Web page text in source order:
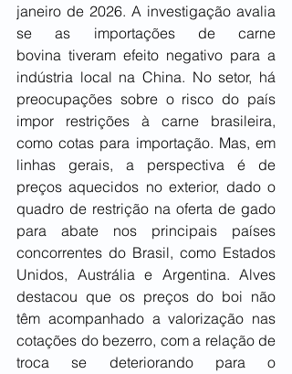
janeiro de 2026. A investigação avalia
se as importações de carne
bovina tiveram efeito negativo para a
indústria local na China. No setor, há
preocupações sobre o risco do país
impor restrições à carne brasileira,
como cotas para importação. Mas, em
linhas gerais, a perspectiva é de
preços aquecidos no exterior, dado o
quadro de restrição na oferta de gado
para abate nos principais países
concorrentes do Brasil, como Estados
Unidos, Austrália e Argentina. Alves
destacou que os preços do boi não
têm acompanhado a valorização nas
cotações do bezerro, com a relação de
troca se deteriorando para o